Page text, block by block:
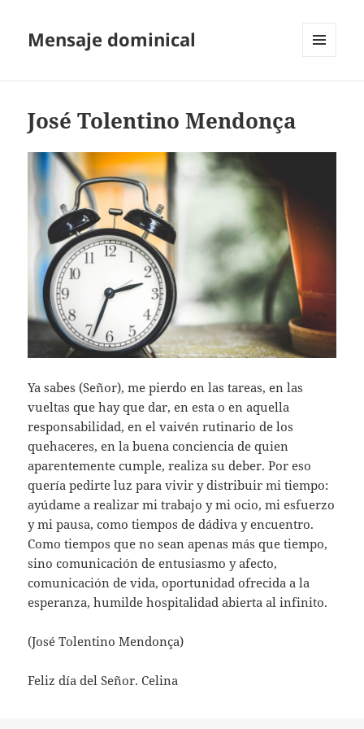
Mensaje dominical
José Tolentino Mendonça
Ya sabes (Señor), me pierdo en las tareas, en las
vueltas que hay que dar, en esta o en aquella
responsabilidad, en el vaivén rutinario de los
quehaceres, en la buena conciencia de quien
aparentemente cumple, realiza su deber. Por eso
quería pedirte luz para vivir y distribuir mi tiempo:
ayúdame a realizar mi trabajo y mi ocio, mi esfuerzo
y mi pausa, como tiempos de dádiva y encuentro.
Como tiempos que no sean apenas más que tiempo,
sino comunicación de entusiasmo y afecto,
comunicación de vida, oportunidad ofrecida a la
esperanza, humilde hospitalidad abierta al infinito.
(José Tolentino Mendonça)
Feliz día del Señor. Celina